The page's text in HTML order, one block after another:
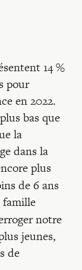
14 %
pour
en 2022.
bas que
la
dans la
plus
de 6 ans
famille
notre
jeunes,
de